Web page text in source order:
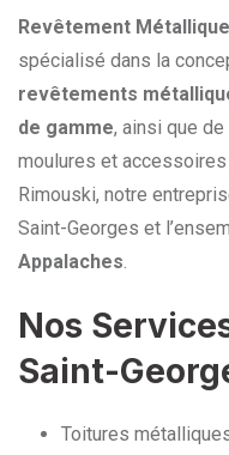
Revêtement
spécialisé dans la
revêtements
de gamme, ainsi que de
moulures et
Rimouski, notre
Saint-Georges et
Appalaches.
Nos
Saint-
Toitures